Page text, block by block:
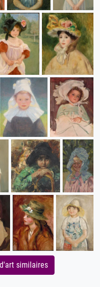
similaires